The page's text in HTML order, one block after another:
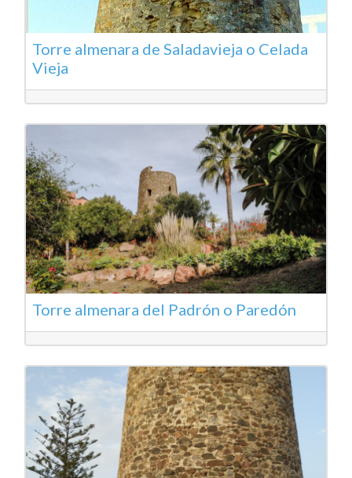
Torre almenara de Saladavieja o Celada
Vieja
Torre almenara del Padrón o Paredón